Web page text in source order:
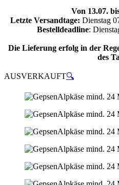
Von 13.07.
Letzte Versandtage: Dienstag
Bestelldeadline:
Die Lieferung erfolg in der
des
AUSVERKAUFT🔍